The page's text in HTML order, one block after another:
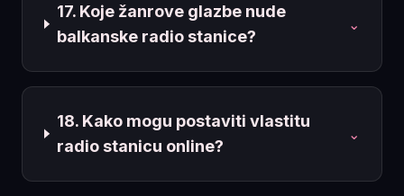
17. Koje žanrove glazbe nude
balkanske radio stanice?
⌄
18. Kako mogu postaviti vlastitu
radio stanicu online?
⌄